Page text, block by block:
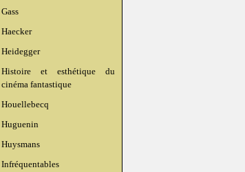
Gass
Haecker
Heidegger
Histoire et esthétique du
cinéma fantastique
Houellebecq
Huguenin
Huysmans
Infréquentables